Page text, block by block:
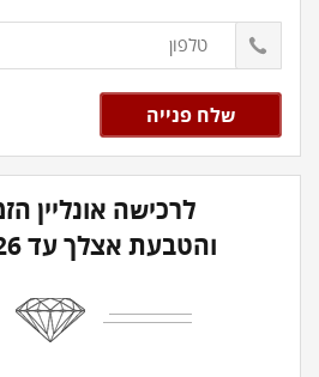
לרכישה אונליין
והטבעת אצלך עד 14/08/2026